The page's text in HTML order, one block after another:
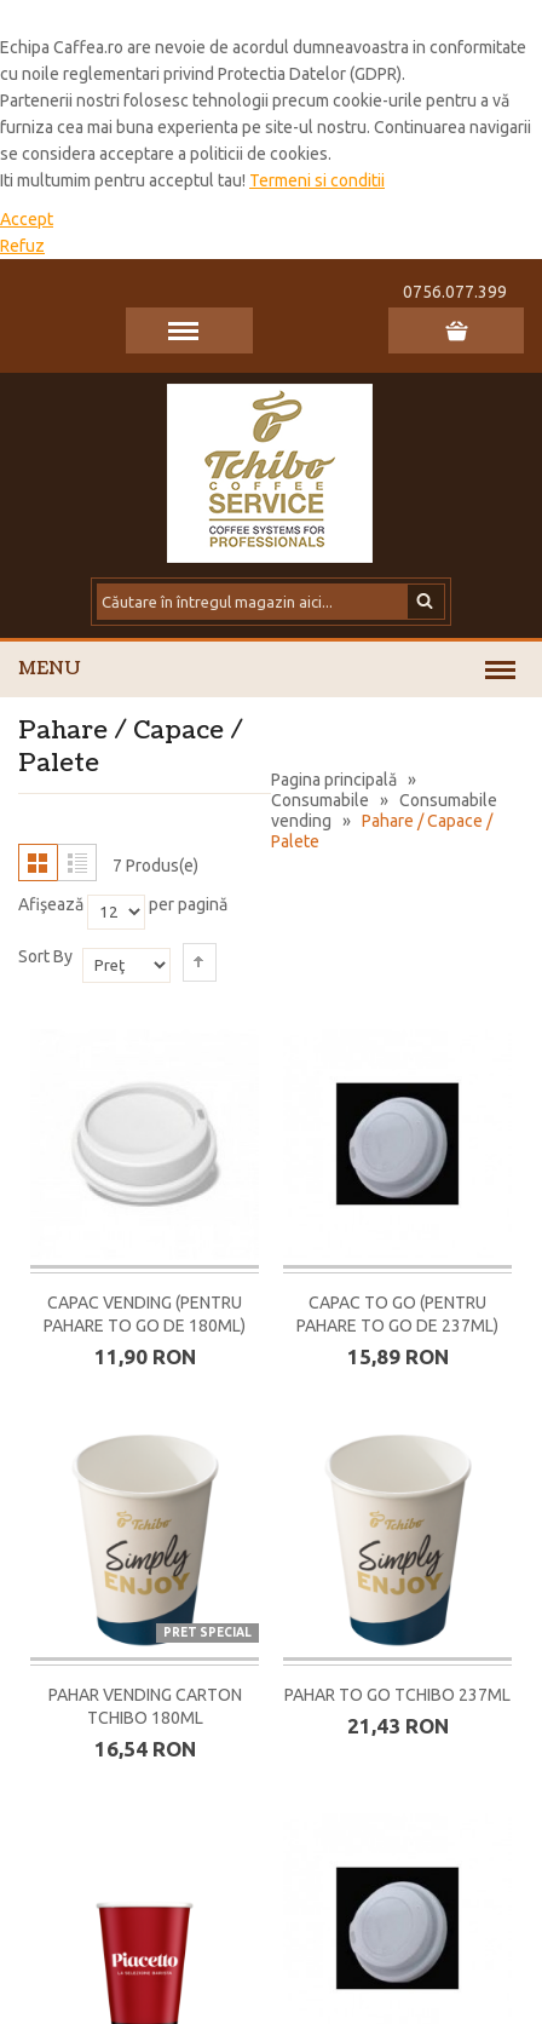
Echipa Caffea.ro are nevoie de acordul dumneavoastra in conformitate
cu noile reglementari privind Protectia Datelor (GDPR).
Partenerii nostri folosesc tehnologii precum cookie-urile pentru a vă
furniza cea mai buna experienta pe site-ul nostru. Continuarea navigarii
se considera acceptare a politicii de cookies.
Iti multumim pentru acceptul tau! Termeni si conditii
Accept
Refuz
0756.077.399
MENU
Pagina principală »
Consumabile
» Consumabile
vending
» Pahare / Capace /
Palete
Pahare / Capace /
Palete
7 Produs(e)
Afişează
per pagină
Sort By
CAPAC VENDING (PENTRU
PAHARE TO GO DE 180ML)
11,90 RON
CAPAC TO GO (PENTRU
PAHARE TO GO DE 237ML)
15,89 RON
PRET SPECIAL
PAHAR VENDING CARTON
TCHIBO 180ML
16,54 RON
PAHAR TO GO TCHIBO 237ML
21,43 RON